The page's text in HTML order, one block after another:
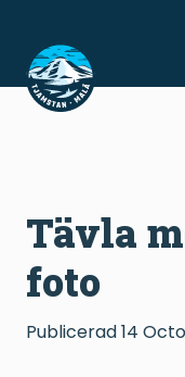
Tävla
foto
Publicerad14